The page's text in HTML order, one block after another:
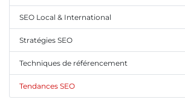
SEO Local & International
Stratégies SEO
Techniques de référencement
Tendances SEO